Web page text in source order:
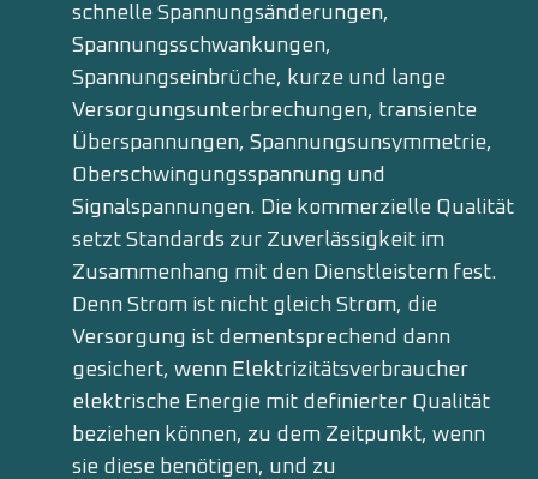
schnelle Spannungsänderungen,
Spannungsschwankungen,
Spannungseinbrüche, kurze und lange
Versorgungsunterbrechungen, transiente
Überspannungen, Spannungsunsymmetrie,
Oberschwingungsspannung und
Signalspannungen. Die kommerzielle Qualität
setzt Standards zur Zuverlässigkeit im
Zusammenhang mit den Dienstleistern fest.
Denn Strom ist nicht gleich Strom, die
Versorgung ist dementsprechend dann
gesichert, wenn Elektrizitätsverbraucher
elektrische Energie mit definierter Qualität
beziehen können, zu dem Zeitpunkt, wenn
sie diese benötigen, und zu